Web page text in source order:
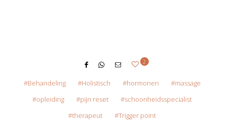
2
Behandeling Holistisch hormonen
massage
opleiding
pijn reset
schoonheidsspecialist
therapeut
Trigger point